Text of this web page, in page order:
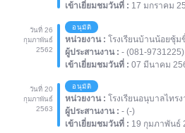
เข้าเยี่ยมชมวันที่ : 17 มกราคม
วันที่ 26
กุมภาพันธ์
2562
อนุมัติ
หน่วยงาน : โรงเรียนบ้านน้อยซุ้ม
ผู้ประสานงาน : - (081-9731225)
เข้าเยี่ยมชมวันที่ : 07 มีนาคม
วันที่ 20
กุมภาพันธ์
2563
อนุมัติ
หน่วยงาน : โรงเรียนอนุบาลไทรง
ผู้ประสานงาน : - (-)
เข้าเยี่ยมชมวันที่ : 19 กุมภาพันธ์